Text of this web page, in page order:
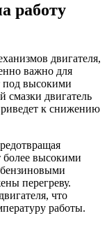
работу
двигателя,
важно для
под высокими
смазки двигатель
к снижению
более высокими
перегреву.
что
работы.